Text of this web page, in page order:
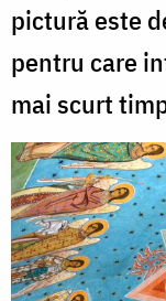
pictură este
pentru care
mai scurt